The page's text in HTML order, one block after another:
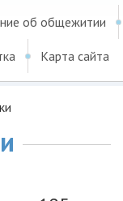
об общежитии
Карта сайта